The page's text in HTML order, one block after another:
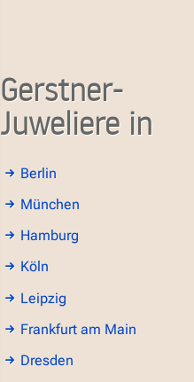
Gerstner-
Juweliere in
Berlin
München
Hamburg
Köln
Leipzig
Frankfurt am Main
Dresden